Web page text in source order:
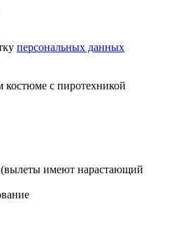
персональных данных
с пиротехникой
имеют нарастающий